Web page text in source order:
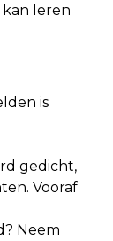
leren
is
gedicht,
Vooraf
Neem